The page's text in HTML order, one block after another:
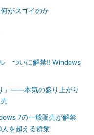
がスゴイのか
ついに解禁!! Windows
」――本気の盛り上がり
7の一般販売が解禁
を超える群衆